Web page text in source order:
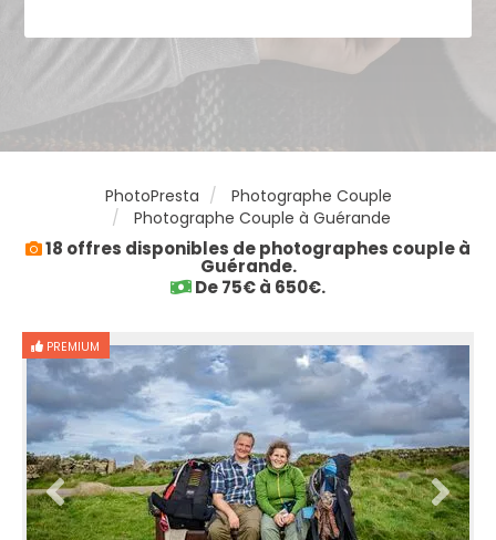
PhotoPresta
Photographe Couple
Photographe Couple à Guérande
18 offres disponibles de photographes couple à
Guérande.
De 75€ à 650€.
PREMIUM